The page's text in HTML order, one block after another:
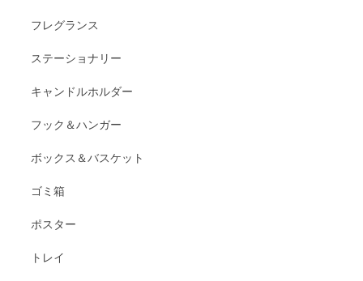
フレグランス
ステーショナリー
キャンドルホルダー
フック＆ハンガー
ボックス＆バスケット
ゴミ箱
ポスター
トレイ